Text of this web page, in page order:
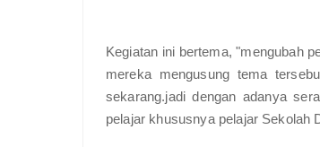
Kegiatan ini bertema, "mengubah
mereka mengusung tema
sekarang.jadi dengan adanya
pelajar khususnya pelajar Sekolah